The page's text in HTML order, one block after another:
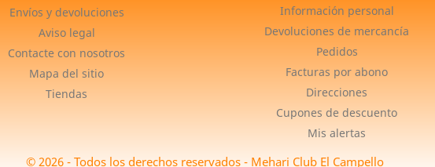
Envíos y devoluciones
Aviso legal
Contacte con nosotros
Mapa del sitio
Tiendas
Información personal
Devoluciones de mercancía
Pedidos
Facturas por abono
Direcciones
Cupones de descuento
Mis alertas
© 2026 - Todos los derechos reservados - Mehari Club El Campello